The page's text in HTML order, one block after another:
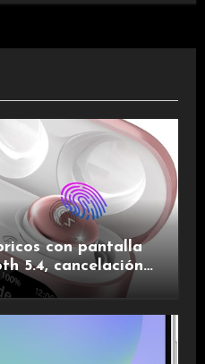
con pantalla
5.4, cancelación
y de larga